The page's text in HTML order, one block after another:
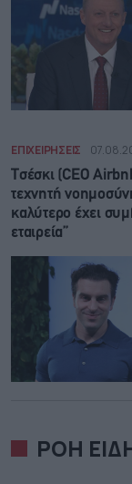
ΕΠΙΧΕΙΡΗΣΕΙΣ
Τσέσκι (CEO
τεχνητή
καλύτερο έχει
εταιρεία”
ΡΟΗ